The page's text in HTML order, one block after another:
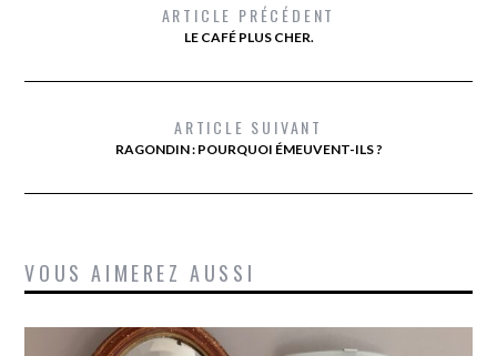
ARTICLE PRÉCÉDENT
LE CAFÉ PLUS CHER.
ARTICLE SUIVANT
RAGONDIN : POURQUOI ÉMEUVENT-ILS ?
VOUS AIMEREZ AUSSI